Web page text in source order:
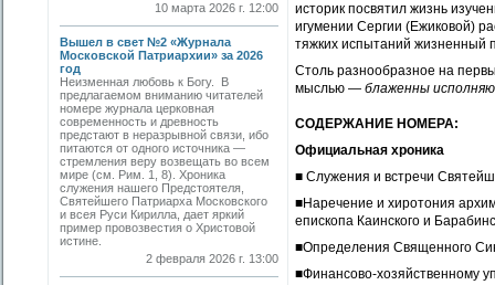
10 марта 2026 г. 12:00
Вышел в свет №2 «Журнала
Московской Патриархии» за 2026
год
Неизменная любовь к Богу. В
предлагаемом вниманию читателей
номере журнала церковная
современность и древность
предстают в неразрывной связи, ибо
питаются от одного источника —
стремления веру возвещать во всем
мире (см. Рим. 1, 8). Хроника
служения нашего Предстоятеля,
Святейшего Патриарха Московского
и всея Руси Кирилла, дает яркий
пример провозвестия о Христовой
истине.
2 февраля 2026 г. 13:00
историк посвятил жизнь
игумении Сергии (Ежиковой)
тяжких испытаний жизненный
Столь разнообразное на
мыслью — блаженны
СОДЕРЖАНИЕ НОМЕРА:
Официальная хроника
■ Служения и встречи
■Наречение и хиротония
епископа Каинского и
■Определения Священного
■Финансово-хозяйственному